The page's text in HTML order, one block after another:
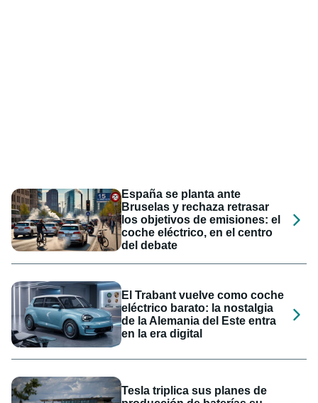
España se planta ante
Bruselas y rechaza retrasar
los objetivos de emisiones: el
coche eléctrico, en el centro
del debate
El Trabant vuelve como coche
eléctrico barato: la nostalgia
de la Alemania del Este entra
en la era digital
Tesla triplica sus planes de